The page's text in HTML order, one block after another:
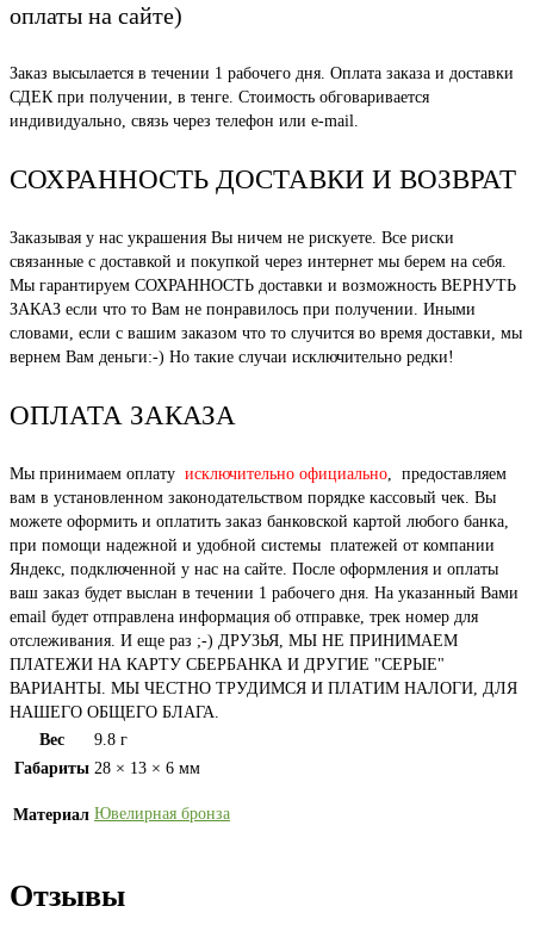
оплаты на сайте)
Заказ высылается в течении 1 рабочего дня. Оплата заказа и доставки
СДЕК при получении, в тенге. Стоимость обговаривается
индивидуально, связь через телефон или e-mail.
СОХРАННОСТЬ ДОСТАВКИ И ВОЗВРАТ
Заказывая у нас украшения Вы ничем не рискуете. Все риски
связанные с доставкой и покупкой через интернет мы берем на себя.
Мы гарантируем СОХРАННОСТЬ доставки и возможность ВЕРНУТЬ
ЗАКАЗ если что то Вам не понравилось при получении. Иными
словами, если с вашим заказом что то случится во время доставки, мы
вернем Вам деньги:-) Но такие случаи исключительно редки!
ОПЛАТА ЗАКАЗА
Мы принимаем оплату исключительно официально, предоставляем
вам в установленном законодательством порядке кассовый чек. Вы
можете оформить и оплатить заказ банковской картой любого банка,
при помощи надежной и удобной системы платежей от компании
Яндекс, подключенной у нас на сайте. После оформления и оплаты
ваш заказ будет выслан в течении 1 рабочего дня. На указанный Вами
email будет отправлена информация об отправке, трек номер для
отслеживания. И еще раз ;-) ДРУЗЬЯ, МЫ НЕ ПРИНИМАЕМ
ПЛАТЕЖИ НА КАРТУ СБЕРБАНКА И ДРУГИЕ "СЕРЫЕ"
ВАРИАНТЫ. МЫ ЧЕСТНО ТРУДИМСЯ И ПЛАТИМ НАЛОГИ, ДЛЯ
НАШЕГО ОБЩЕГО БЛАГА.
Вес
9.8 г
Габариты 28 × 13 × 6 мм
Материал Ювелирная бронза
Отзывы